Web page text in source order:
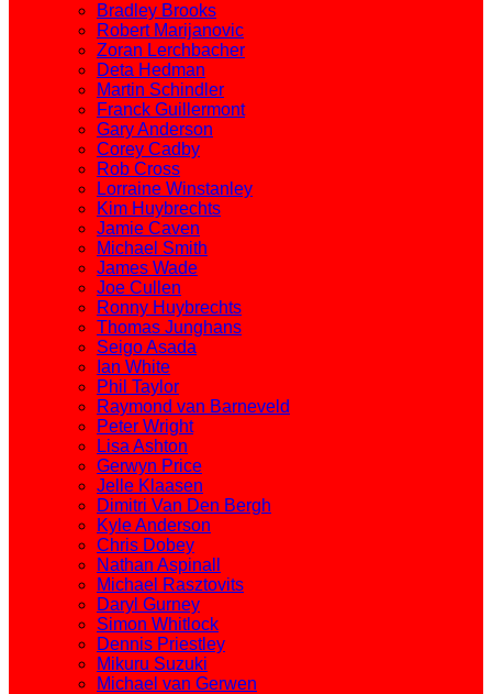
Bradley Brooks
Robert Marijanovic
Zoran Lerchbacher
Deta Hedman
Martin Schindler
Franck Guillermont
Gary Anderson
Corey Cadby
Rob Cross
Lorraine Winstanley
Kim Huybrechts
Jamie Caven
Michael Smith
James Wade
Joe Cullen
Ronny Huybrechts
Thomas Junghans
Seigo Asada
Ian White
Phil Taylor
Raymond van Barneveld
Peter Wright
Lisa Ashton
Gerwyn Price
Jelle Klaasen
Dimitri Van Den Bergh
Kyle Anderson
Chris Dobey
Nathan Aspinall
Michael Rasztovits
Daryl Gurney
Simon Whitlock
Dennis Priestley
Mikuru Suzuki
Michael van Gerwen